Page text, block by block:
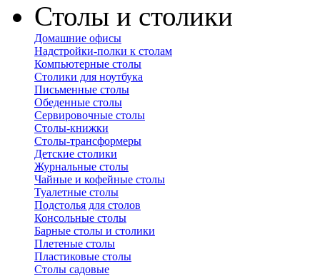
Столы и столики
Домашние офисы
Надстройки-полки к столам
Компьютерные столы
Столики для ноутбука
Письменные столы
Обеденные столы
Сервировочные столы
Столы-книжки
Столы-трансформеры
Детские столики
Журнальные столы
Чайные и кофейные столы
Туалетные столы
Подстолья для столов
Консольные столы
Барные столы и столики
Плетеные столы
Пластиковые столы
Столы садовые